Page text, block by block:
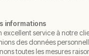
informations
excellent service à notre
des données
toutes les mesures